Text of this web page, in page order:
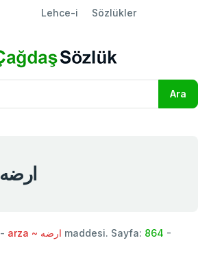
Lehce-i Sözlükler
arza ~ ارضه
- arza ~ ارضه maddesi. Sayfa: 864 -